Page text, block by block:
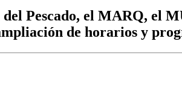
Pescado, el MARQ, el
de horarios y